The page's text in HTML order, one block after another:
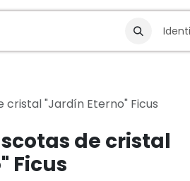
"Jardín Eterno" Ficus
de cristal
Ficus